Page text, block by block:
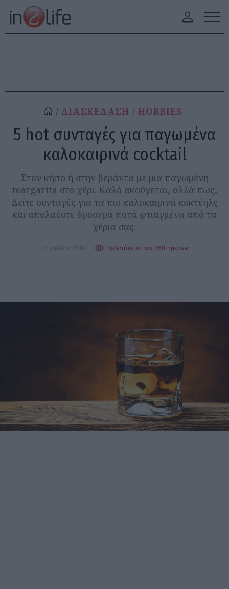
ΔΙΑΣΚΕΔΑΣΗ HOBBIES
5 hot συνταγές για παγωμένα
καλοκαιρινά cocktail
Στον κήπο ή στην βεράντα με μια παγωμένη
margarita στο χέρι. Καλό ακούγεται, αλλά πως;
Δείτε συνταγές για τα πιο καλοκαιρινά κοκτέηλς
και απολαύστε δροσερά ποτά φτιαγμένα από τα
χέρια σας.
13 Ιουλίου 2007 Παλαιότερο των 360 ημερών